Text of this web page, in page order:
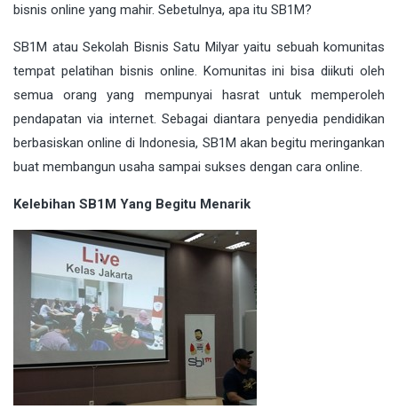
bisnis online yang mahir. Sebetulnya, apa itu SB1M?
SB1M atau Sekolah Bisnis Satu Milyar yaitu sebuah komunitas
tempat pelatihan bisnis online. Komunitas ini bisa diikuti oleh
semua orang yang mempunyai hasrat untuk memperoleh
pendapatan via internet. Sebagai diantara penyedia pendidikan
berbasiskan online di Indonesia, SB1M akan begitu meringankan
buat membangun usaha sampai sukses dengan cara online.
Kelebihan SB1M Yang Begitu Menarik